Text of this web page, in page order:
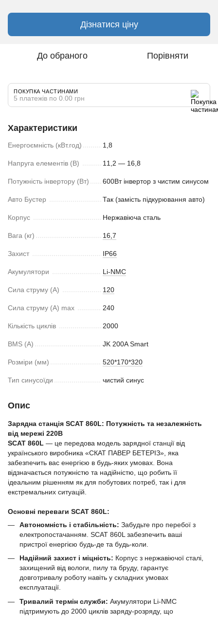
Дізнатися ціну
До обраного Порівняти
ПОКУПКА ЧАСТИНАМИ
5 платежів по 0.00 грн
Характеристики
Енергоємність (кВт.год) 1,8
Напруга елементів (В) 11,2 — 16,8
Потужність інвертору (Вт) 600Вт інвертор з чистим синусом
Авто Бустер Так (замість підкурювання авто)
Корпус Нержавіюча сталь
Вага (кг) 16,7
Захист IP66
Акумулятори Li-NMC
Сила струму (A) 120
Сила струму (A) max 240
Кількість циклів 2000
BMS (А) JK 200A Smart
Розміри (мм) 520*170*320
Тип синусоїди чистий синус
Опис
Зарядна станція SCAT 860L: Потужність та незалежність
від мережі 220В
SCAT 860L — це передова модель зарядної станції від
українського виробника «СКАТ ПАВЕР БЕТЕРІЗ», яка
забезпечить вас енергією в будь-яких умовах. Вона
відзначається потужністю та надійністю, що робить її
ідеальним рішенням як для побутових потреб, так і для
екстремальних ситуацій.
Основні переваги SCAT 860L:
Автономність і стабільність: Забудьте про перебої з
електропостачанням. SCAT 860L забезпечить ваші
пристрої енергією будь-де та будь-коли.
Надійний захист і міцність: Корпус з нержавіючої сталі,
захищений від вологи, пилу та бруду, гарантує
довготривалу роботу навіть у складних умовах
експлуатації.
Тривалий термін служби: Акумулятори Li-NMC
підтримують до 2000 циклів заряду-розряду, що